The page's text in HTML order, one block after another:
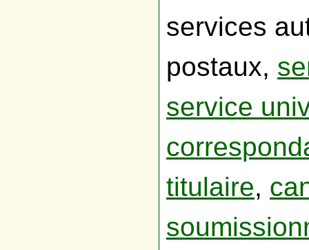
services
postaux,
service
titulaire,